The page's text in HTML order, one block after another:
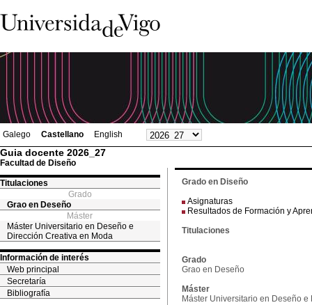
Galego Castellano English
Guia docente 2026_27
Facultad de Diseño
Titulaciones
Grado
Grao en Deseño
Máster
Máster Universitario en Deseño e
Dirección Creativa en Moda
Información de interés
Web principal
Secretaría
Bibliografía
Grado en Diseño
Asignaturas
Resultados de Formación y
Titulaciones
Grado
Grao en Deseño
Máster
Máster Universitario en Deseño